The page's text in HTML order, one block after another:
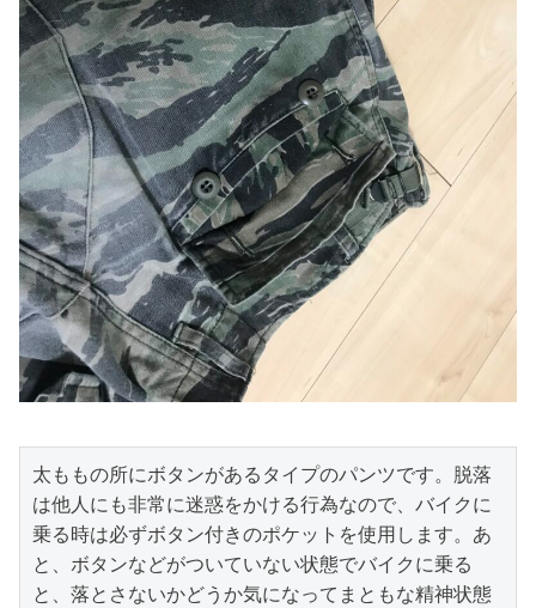
太ももの所にボタンがあるタイプのパンツです。脱落
は他人にも非常に迷惑をかける行為なので、バイクに
乗る時は必ずボタン付きのポケットを使用します。あ
と、ボタンなどがついていない状態でバイクに乗る
と、落とさないかどうか気になってまともな精神状態